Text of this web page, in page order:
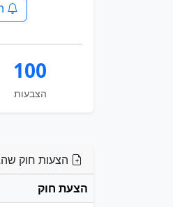
100
הצבעות
הצעות חוק
הצעת חוק